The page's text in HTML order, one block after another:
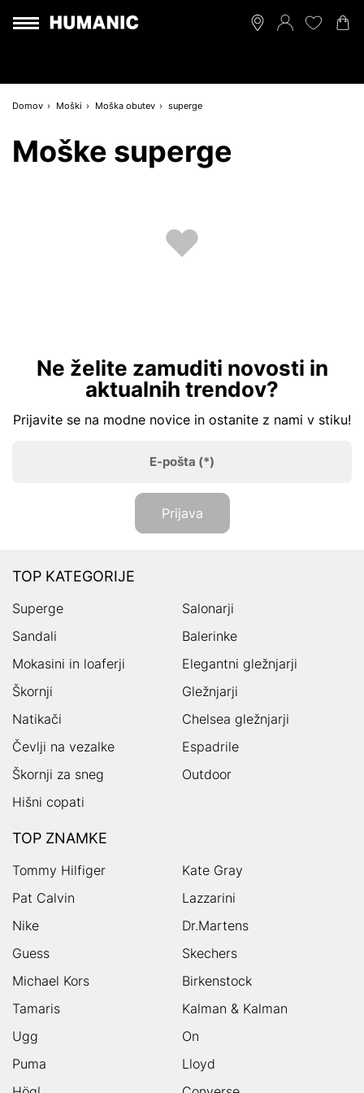
Domov Moški Moška obutev superge
Moške superge
Ne želite zamuditi novosti in
aktualnih trendov?
Prijavite se na modne novice in ostanite z nami v stiku!
E-pošta (*)
Prijava
TOP KATEGORIJE
Superge
Salonarji
Sandali
Balerinke
Mokasini in loaferji
Elegantni gležnjarji
Škornji
Gležnjarji
Natikači
Chelsea gležnjarji
Čevlji na vezalke
Espadrile
Škornji za sneg
Outdoor
Hišni copati
TOP ZNAMKE
Tommy Hilfiger
Kate Gray
Pat Calvin
Lazzarini
Nike
Dr.Martens
Guess
Skechers
Michael Kors
Birkenstock
Tamaris
Kalman & Kalman
Ugg
On
Puma
Lloyd